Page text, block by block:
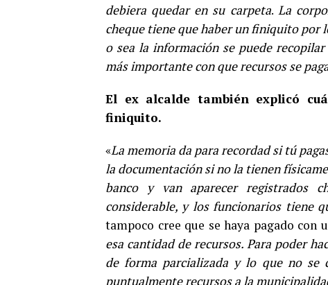
debiera quedar en su carpeta. La
cheque tiene que haber un finiquito por
o sea la información se puede
más importante con que recursos se
El ex alcalde también explicó
finiquito.
«La memoria da para recordad si tú
la documentación si no la tienen
banco y van aparecer registrados
considerable, y los funcionarios tiene
tampoco cree que se haya pagado con
esa cantidad de recursos. Para poder
de forma parcializada y lo que no se
puntualmente recursos a la